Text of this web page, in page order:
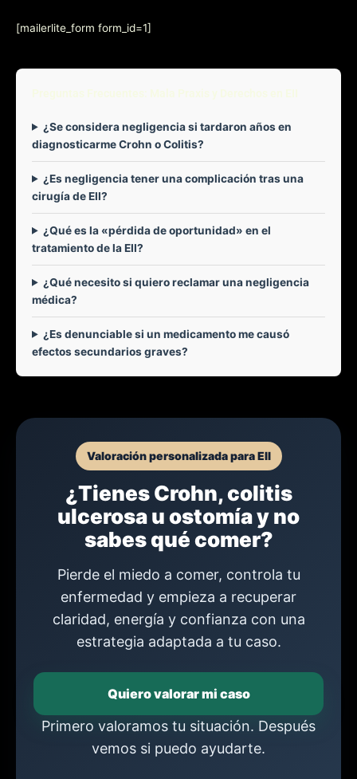
[mailerlite_form form_id=1]
¿Se considera negligencia si tardaron años en
diagnosticarme Crohn o Colitis?
¿Es negligencia tener una complicación tras una
cirugía de EII?
¿Qué es la «pérdida de oportunidad» en el
tratamiento de la EII?
¿Qué necesito si quiero reclamar una negligencia
médica?
¿Es denunciable si un medicamento me causó
efectos secundarios graves?
Valoración personalizada para EII
¿Tienes Crohn, colitis
ulcerosa u ostomía y no
sabes qué comer?
Pierde el miedo a comer, controla tu
enfermedad y empieza a recuperar
claridad, energía y confianza con una
estrategia adaptada a tu caso.
Quiero valorar mi caso
Primero valoramos tu situación. Después
vemos si puedo ayudarte.